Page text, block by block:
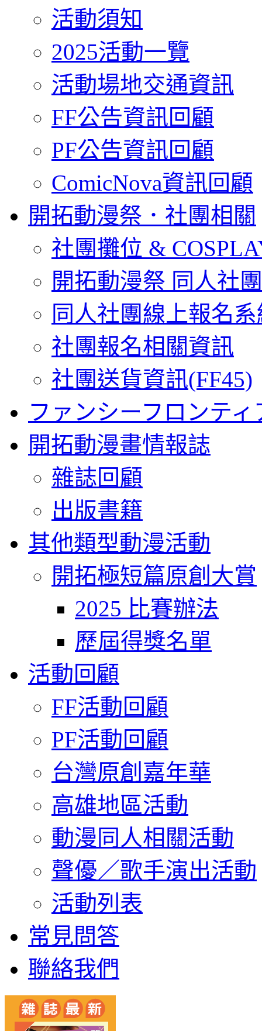
活動須知
2025活動一覽
活動場地交通資訊
FF公告資訊回顧
PF公告資訊回顧
ComicNova資訊回顧
開拓動漫祭．社團相關
社團攤位 &
開拓動漫祭 同人社
同人社團線上報名
社團報名相關資訊
社團送貨資訊(FF45)
ファンシーフロンティ
開拓動漫畫情報誌
雜誌回顧
出版書籍
其他類型動漫活動
開拓極短篇原創大賞
2025 比賽辦法
歷屆得獎名單
活動回顧
FF活動回顧
PF活動回顧
台灣原創嘉年華
高雄地區活動
動漫同人相關活動
聲優／歌手演出活動
活動列表
常見問答
聯絡我們